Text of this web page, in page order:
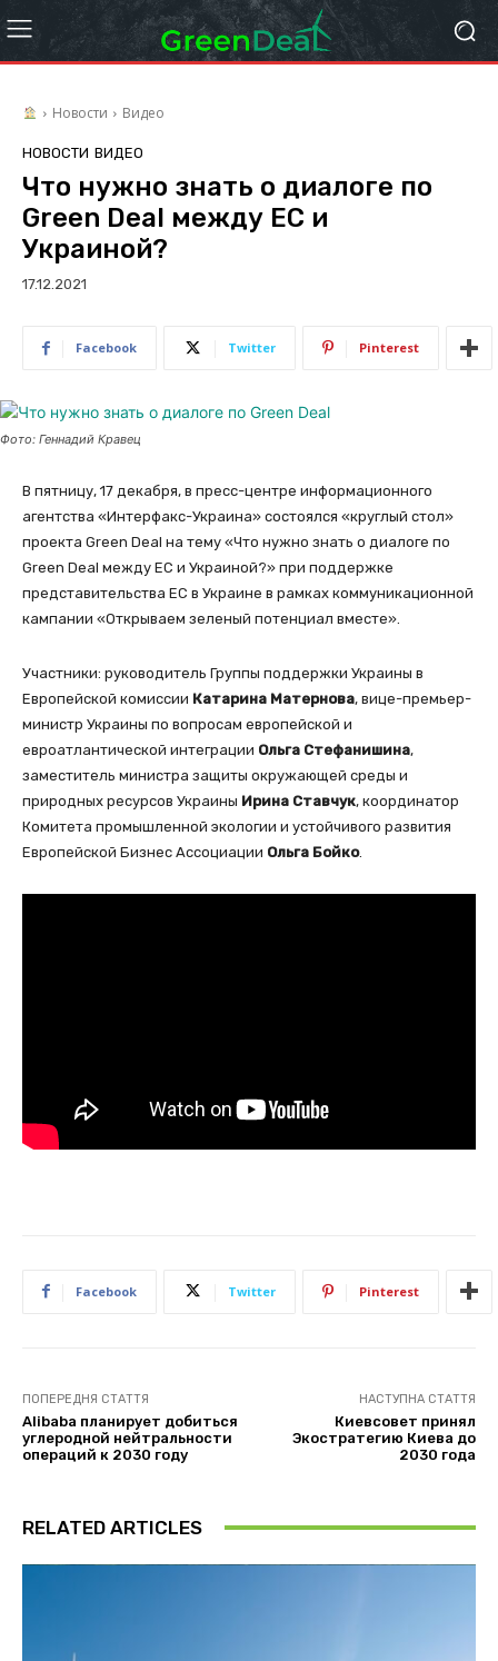
Новости Видео
НОВОСТИ ВИДЕО
Что нужно знать о диалоге по
Green Deal между ЕС и
Украиной?
17.12.2021
Facebook Twitter Pinterest
Фото: Геннадий Кравец
В пятницу, 17 декабря, в пресс-центре информационного
агентства «Интерфакс-Украина» состоялся «круглый стол»
проекта Green Deal на тему «Что нужно знать о диалоге по
Green Deal между ЕС и Украиной?» при поддержке
представительства ЕС в Украине в рамках коммуникационной
кампании «Открываем зеленый потенциал вместе».
Участники: руководитель Группы поддержки Украины в
Европейской комиссии Катарина Матернова, вице-премьер-
министр Украины по вопросам европейской и
евроатлантической интеграции Ольга Стефанишина,
заместитель министра защиты окружающей среды и
природных ресурсов Украины Ирина Ставчук, координатор
Комитета промышленной экологии и устойчивого развития
Европейской Бизнес Ассоциации Ольга Бойко.
Facebook Twitter Pinterest
ПОПЕРЕДНЯ СТАТТЯ
Alibaba планирует добиться
углеродной нейтральности
операций к 2030 году
НАСТУПНА СТАТТЯ
Киевсовет принял
Экостратегию Киева до
2030 года
RELATED ARTICLES